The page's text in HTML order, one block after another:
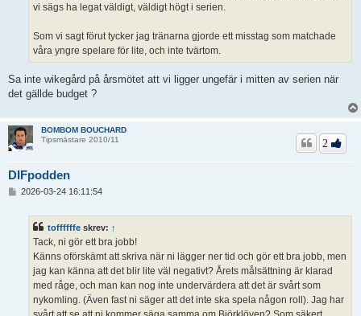
vi sägs ha legat väldigt, väldigt högt i serien.
Som vi sagt förut tycker jag tränarna gjorde ett misstag som matchade
våra yngre spelare för lite, och inte tvärtom.
Sa inte wikegård på årsmötet att vi ligger ungefär i mitten av serien när
det gällde budget ?
BOMBOM BOUCHARD
Tipsmästare 2010/11
DIFpodden
2
2026-03-24 16:11:54
toffffffe skrev: ↑
Tack, ni gör ett bra jobb!
Känns oförskämt att skriva när ni lägger ner tid och gör ett bra jobb, men
jag kan känna att det blir lite väl negativt? Årets målsättning är klarad
med råge, och man kan nog inte undervärdera att det är svårt som
nykomling. (Även fast ni säger att det inte ska spela någon roll). Jag har